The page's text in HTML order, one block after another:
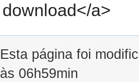
download</a>
Esta página foi
às 06h59min